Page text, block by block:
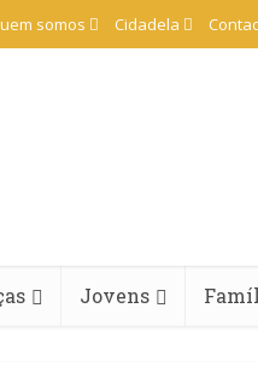
somos Cidadela
Jovens